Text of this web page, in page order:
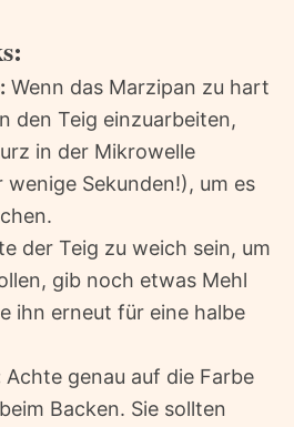
Wenn das Marzipan zu hart
den Teig einzuarbeiten,
in der Mikrowelle
Sekunden!), um es
der Teig zu weich sein, um
gib noch etwas Mehl
ihn erneut für eine halbe
Achte genau auf die Farbe
Backen. Sie sollten